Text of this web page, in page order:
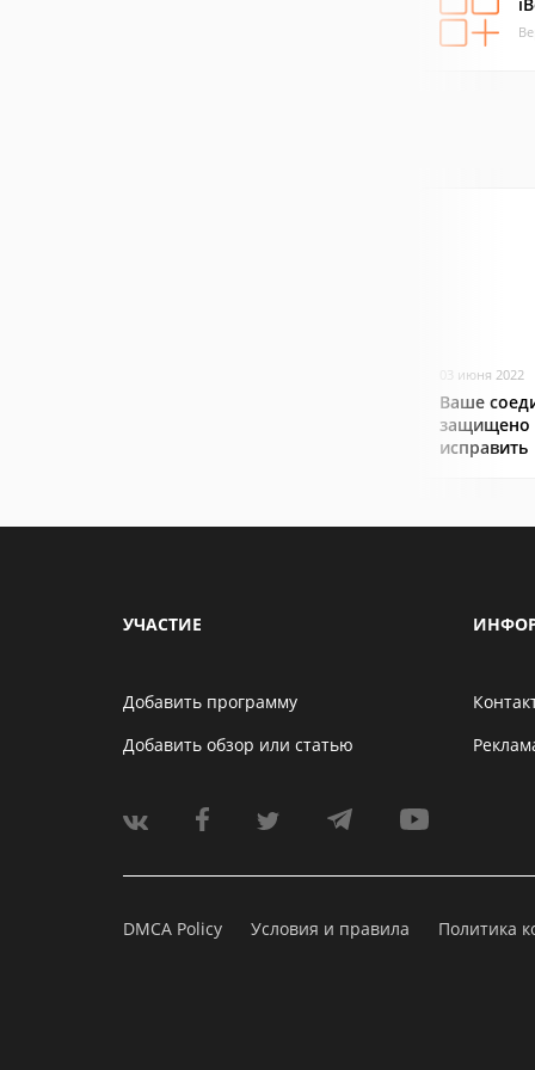
03 июня 2022
Ваше
защищено
исправить
УЧАСТИЕ
Добавить программу
Добавить обзор или статью
DMCA Policy Условия и правила Политика